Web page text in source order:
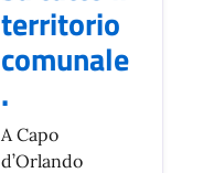
territorio
comunale
.
A Capo
d’Orlando